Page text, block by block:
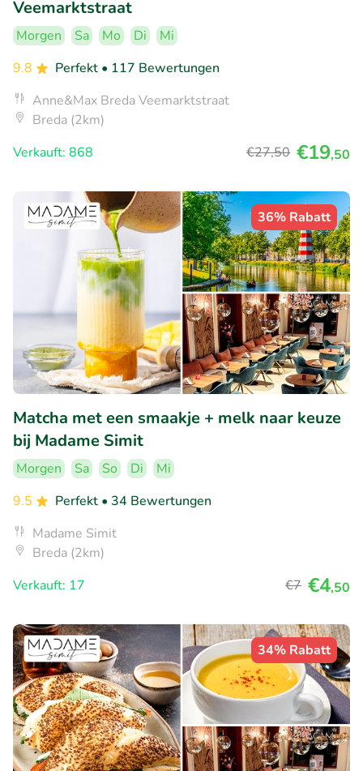
Veemarktstraat
Morgen Sa Mo Di
Mi
9.8
Perfekt • 117 Bewertungen
Anne&Max Breda Veemarktstraat
Breda (2km)
Verkauft: 868
€27,50 €19,50
36% Rabatt
Matcha met een smaakje + melk naar keuze
bij Madame Simit
Morgen Sa So Di
Mi
9.5
Perfekt • 34 Bewertungen
Madame Simit
Breda (2km)
Verkauft: 17
€7 €4,50
34% Rabatt